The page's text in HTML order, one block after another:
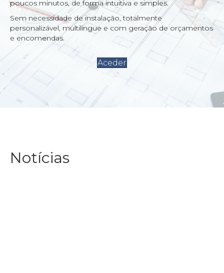
poucos minutos, de forma intuitiva e simples.
Sem necessidade de instalação, totalmente
personalizável, multilingue e com geração de orçamentos
e encomendas.
Aceder
Notícias